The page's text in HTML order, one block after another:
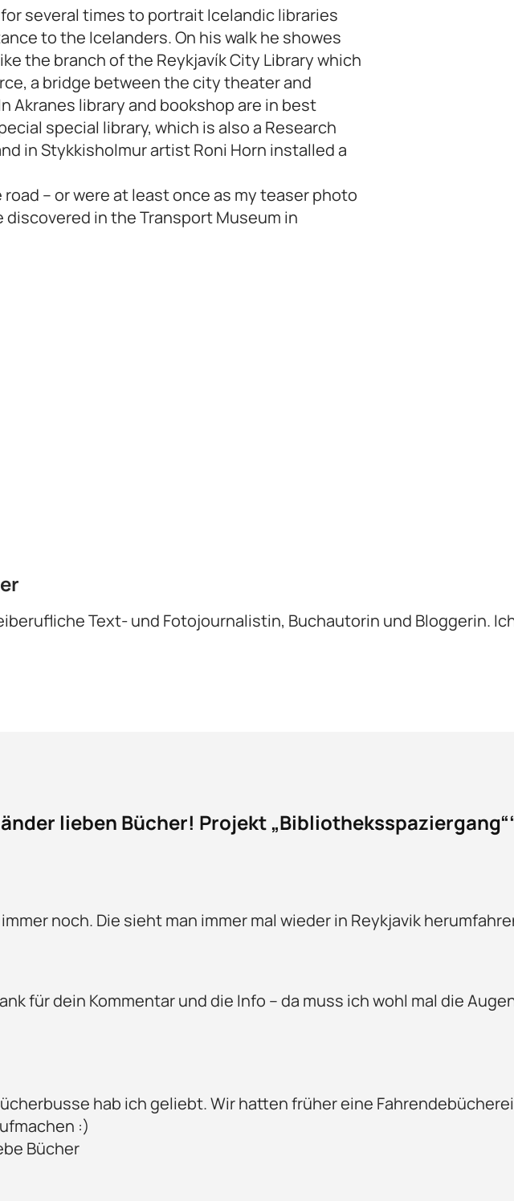
several times to portrait Icelandic libraries
to the Icelanders. On his walk he showes
the branch of the Reykjavík City Library which
a bridge between the city theater and
Akranes library and bookshop are in best
special library, which is also a Research
in Stykkisholmur artist Roni Horn installed a
– or were at least once as my teaser photo
discovered in the Transport Museum in
Text- und Fotojournalistin, Buchautorin und Bloggerin.
lieben Bücher! Projekt
noch. Die sieht man immer mal wieder in Reykjavik
für dein Kommentar und die Info – da muss ich wohl mal die
hab ich geliebt. Wir hatten früher eine
:)
Bücher